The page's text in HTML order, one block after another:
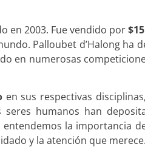
en 2003. Fue vendido por
Palloubet d’Halong ha
en numerosas
en sus respectivas
humanos han
entendemos la importancia
y la atención que merece.